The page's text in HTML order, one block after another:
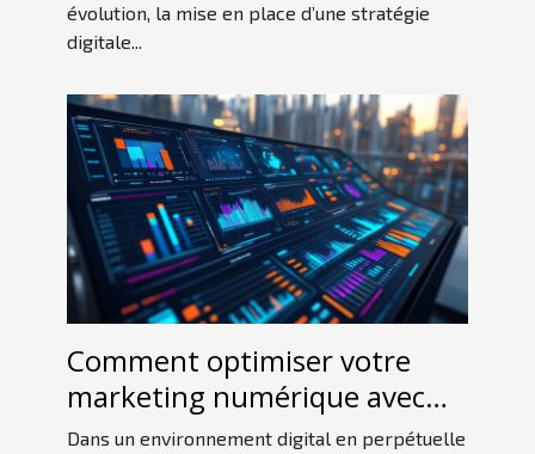
évolution, la mise en place d’une stratégie
digitale...
Comment optimiser votre
marketing numérique avec
des outils d'analyse avancés ?
Dans un environnement digital en perpétuelle